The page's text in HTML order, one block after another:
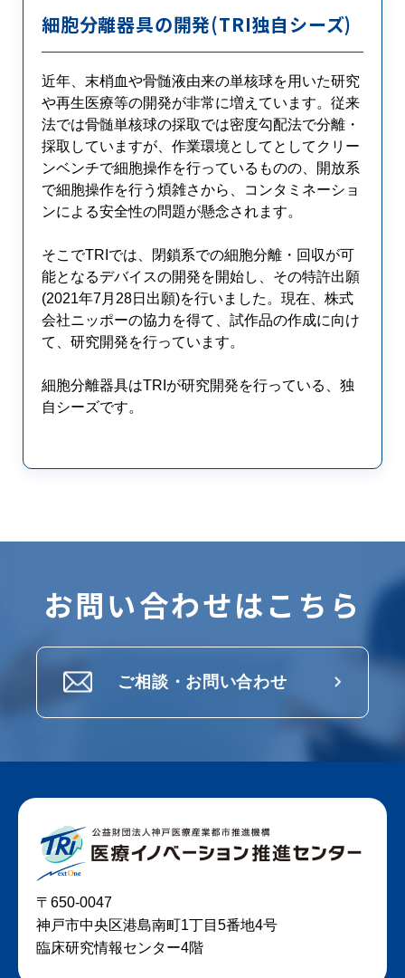
細胞分離器具の開発(TRI独自シーズ)
近年、末梢血や骨髄液由来の単核球を用いた研究
や再生医療等の開発が非常に増えています。従来
法では骨髄単核球の採取では密度勾配法で分離・
採取していますが、作業環境としてとしてクリー
ンベンチで細胞操作を行っているものの、開放系
で細胞操作を行う煩雑さから、コンタミネーショ
ンによる安全性の問題が懸念されます。
そこでTRIでは、閉鎖系での細胞分離・回収が可
能となるデバイスの開発を開始し、その特許出願
(2021年7月28日出願)を行いました。現在、株式
会社ニッポーの協力を得て、試作品の作成に向け
て、研究開発を行っています。
細胞分離器具はTRIが研究開発を行っている、独
自シーズです。
お問い合わせはこちら
ご相談・お問い合わせ
〒650-0047
神戸市中央区港島南町1丁目5番地4号
臨床研究情報センター4階